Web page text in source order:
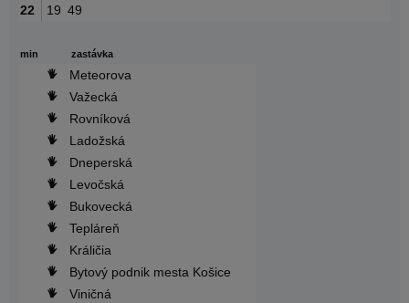
min zastávka
Meteorova
Važecká
Rovníková
Ladožská
Dneperská
Levočská
Bukovecká
Tepláreň
Králičia
Bytový podnik mesta Košice
Viničná
22
19 49